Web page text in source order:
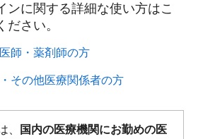
ンに関する詳細な使い方はこ
さい。​
医師・薬剤師の方​
その他医療関係者の方​
、
国内の医療機関にお勤めの医